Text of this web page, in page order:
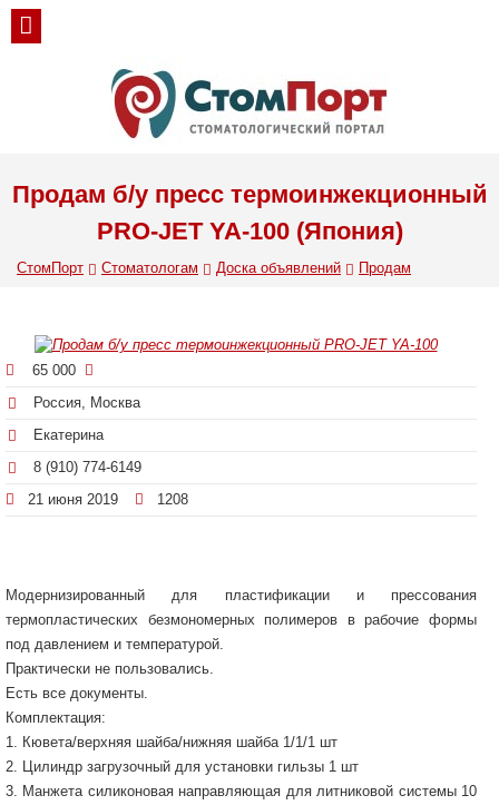
Продам б/у пресс термоинжекционный
PRO-JET YA-100 (Япония)
СтомПорт Стоматологам Доска объявлений Продам
65 000
Россия, Москва
Екатерина
8 (910) 774-6149
21 июня 2019
1208
Модернизированный для пластификации и прессования
термопластических безмономерных полимеров в рабочие формы
под давлением и температурой.
Практически не пользовались.
Есть все документы.
Комплектация:
1. Кювета/верхняя шайба/нижняя шайба 1/1/1 шт
2. Цилиндр загрузочный для установки гильзы 1 шт
3. Манжета силиконовая направляющая для литниковой системы 10